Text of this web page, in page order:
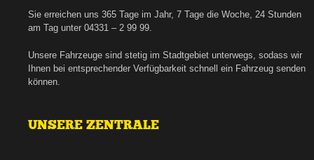
Sie erreichen uns 365 Tage im Jahr, 7 Tage die Woche, 24 Stunden
am Tag unter 04331 – 2 99 99.
Unsere Fahrzeuge sind stetig im Stadtgebiet unterwegs, sodass wir
Ihnen bei entsprechender Verfügbarkeit schnell ein Fahrzeug senden
können.
UNSERE ZENTRALE